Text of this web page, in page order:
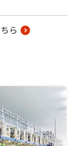
ら